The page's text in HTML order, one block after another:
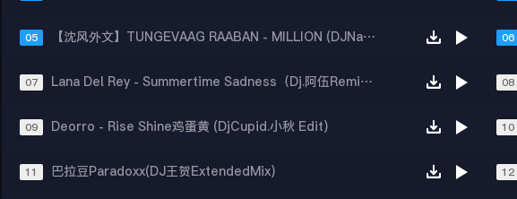
05 【沈风外文】TUNGEVAAG RAABAN - MILLION (DJNaruto鸣人) 06
07 Lana Del Rey - Summertime Sadness（Dj.阿伍Remix） 08
09 Deorro - Rise Shine鸡蛋黄 (DjCupid.小秋 Edit) 10
11 巴拉豆Paradoxx(DJ王贺ExtendedMix) 12